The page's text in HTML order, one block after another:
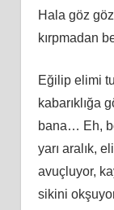
Hala göz
kırpmadan
Eğilip elimi
kabarıklığa
bana… Eh,
yarı aralık,
avuçluyor,
sikini